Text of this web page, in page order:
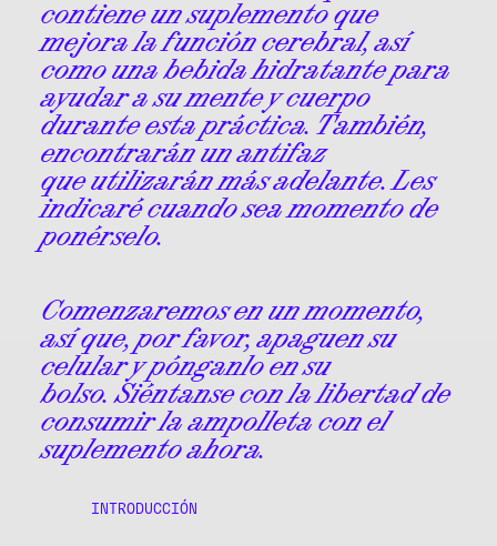
contiene un suplemento que
mejora la función cerebral, así
como una bebida hidratante para
ayudar a su mente y cuerpo
durante esta práctica. También,
encontrarán un antifaz
que utilizarán más adelante. Les
indicaré cuando sea momento de
ponérselo.
Comenzaremos en un momento,
así que, por favor, apaguen su
celular y pónganlo en su
bolso. Siéntanse con la libertad de
consumir la ampolleta con el
suplemento ahora.
INTRODUCCIÓN